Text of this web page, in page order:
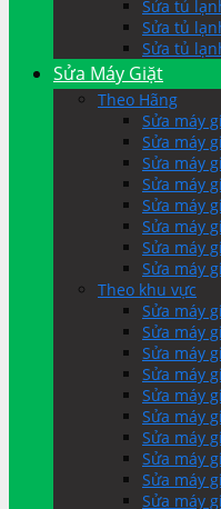
Sửa tủ
Sửa tủ
Sửa tủ
Sửa Máy Giặt
Theo Hãng
Sửa máy
Sửa máy
Sửa máy
Sửa máy
Sửa máy
Sửa máy
Sửa máy
Sửa máy
Theo khu vực
Sửa máy
Sửa máy
Sửa máy
Sửa máy
Sửa máy
Sửa máy
Sửa máy
Sửa máy
Sửa máy
Sửa máy